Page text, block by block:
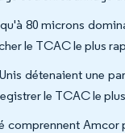
80 microns
le TCAC le plus
détenaient une
le TCAC le
comprennent